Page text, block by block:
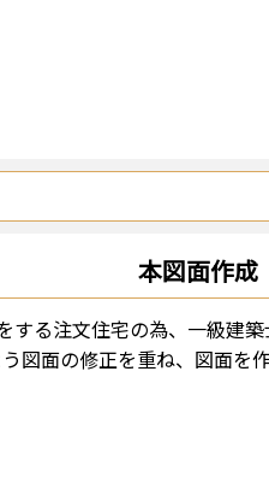
本図面作成
する注文住宅の為、一級建
図面の修正を重ね、図面を作